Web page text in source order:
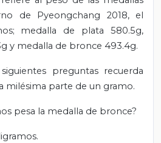
de Pyeongchang 2018, el
medalla de plata 580.5g,
y medalla de bronce 493.4g.
preguntas recuerda
milésima parte de un gramo.
pesa la medalla de bronce?